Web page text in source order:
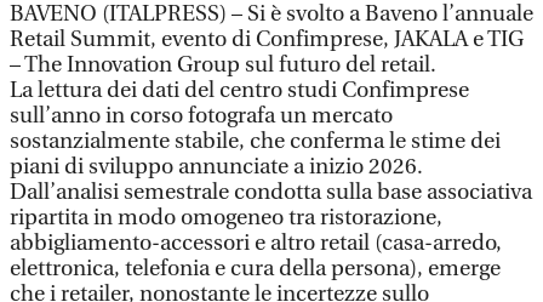
BAVENO (ITALPRESS) – Si è svolto a Baveno l’annuale
Retail Summit, evento di Confimprese, JAKALA e TIG
– The Innovation Group sul futuro del retail.
La lettura dei dati del centro studi Confimprese
sull’anno in corso fotografa un mercato
sostanzialmente stabile, che conferma le stime dei
piani di sviluppo annunciate a inizio 2026.
Dall’analisi semestrale condotta sulla base associativa
ripartita in modo omogeneo tra ristorazione,
abbigliamento-accessori e altro retail (casa-arredo,
elettronica, telefonia e cura della persona), emerge
che i retailer, nonostante le incertezze sullo